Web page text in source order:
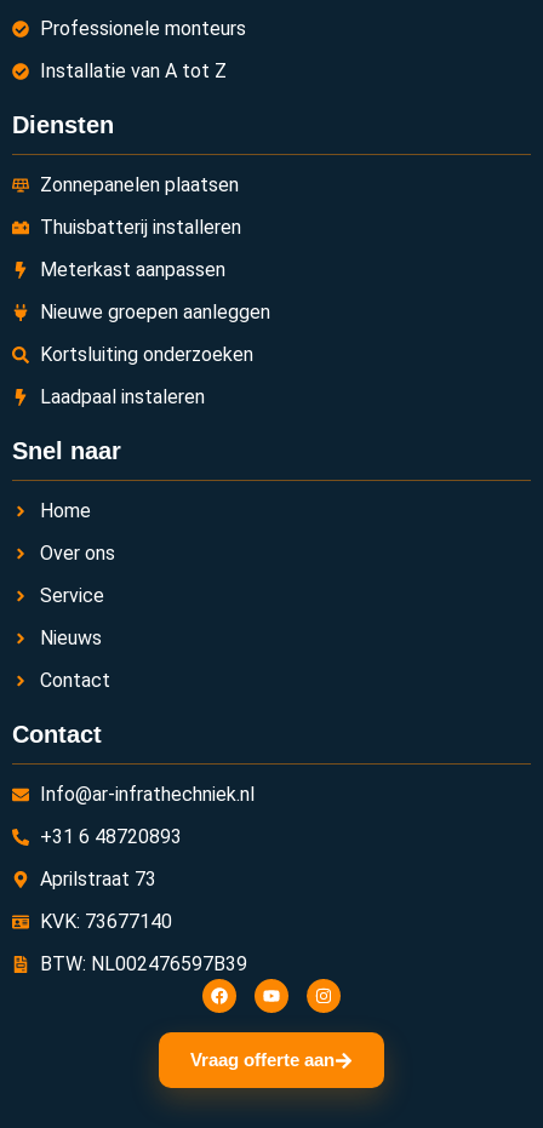
Professionele monteurs
Installatie van A tot Z
Diensten
Zonnepanelen plaatsen
Thuisbatterij installeren
Meterkast aanpassen
Nieuwe groepen aanleggen
Kortsluiting onderzoeken
Laadpaal instaleren
Snel naar
Home
Over ons
Service
Nieuws
Contact
Contact
Info@ar-infrathechniek.nl
+31 6 48720893
Aprilstraat 73
KVK: 73677140
BTW: NL002476597B39
Vraag offerte aan